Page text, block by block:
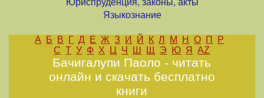
Юриспруденция, законы, акты
Языкознание
А Б В Г Д Е Ж З И Й К Л М Н О П
Р
С Т У Ф Х Ц Ч Ш Щ Э Ю Я AZ
Бачигалупи Паоло - читать
онлайн и скачать бесплатно
книги